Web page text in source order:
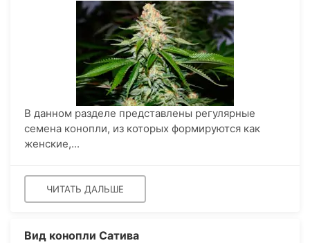
В данном разделе представлены регулярные
семена конопли, из которых формируются как
женские,...
ЧИТАТЬ ДАЛЬШЕ
Вид конопли Сатива